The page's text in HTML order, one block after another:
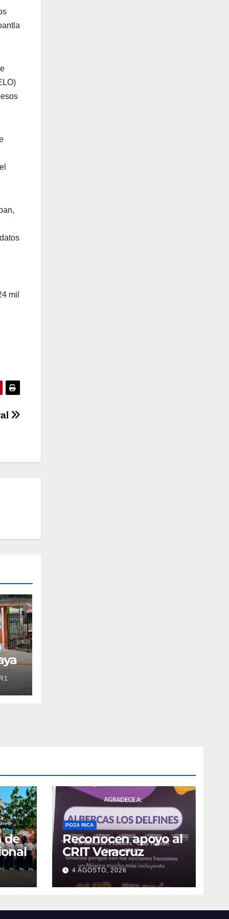
mil
de
POZA RICA
Reconocen apoyo al
CRIT Veracruz
4 AGOSTO, 2026